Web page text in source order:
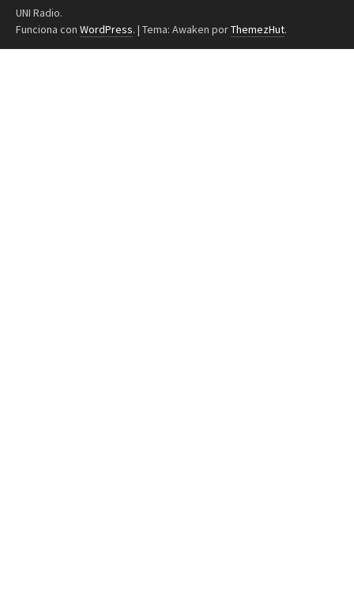
UNI Radio.
Funciona con WordPress. | Tema: Awaken porThemezHut.